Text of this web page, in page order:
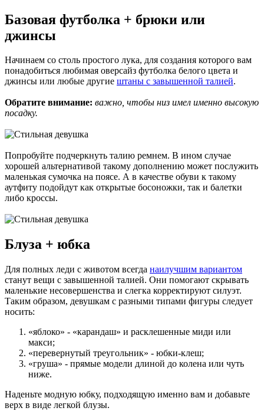
Базовая футболка + брюки или
джинсы
Начинаем со столь простого лука, для создания которого вам
понадобиться любимая оверсайз футболка белого цвета и
джинсы или любые другие штаны с завышенной талией.
Обратите внимание: важно, чтобы низ имел именно высокую
посадку.
Попробуйте подчеркнуть талию ремнем. В ином случае
хорошей альтернативой такому дополнению может послужить
маленькая сумочка на поясе. А в качестве обуви к такому
аутфиту подойдут как открытые босоножки, так и балетки
либо кроссы.
Блуза + юбка
Для полных леди с животом всегда наилучшим вариантом
станут вещи с завышенной талией. Они помогают скрывать
маленькие несовершенства и слегка корректируют силуэт.
Таким образом, девушкам с разными типами фигуры следует
носить:
«яблоко» - «карандаш» и расклешенные миди или
макси;
«перевернутый треугольник» - юбки-клеш;
«груша» - прямые модели длиной до колена или чуть
ниже.
Наденьте модную юбку, подходящую именно вам и добавьте
верх в виде легкой блузы.